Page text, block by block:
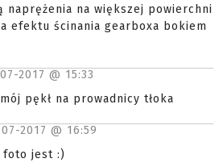
naprężenia na większej powierchni
efektu ścinania gearboxa bokiem
2017 @ 15:33
pękł na prowadnicy tłoka
2017 @ 16:59
foto jest :)